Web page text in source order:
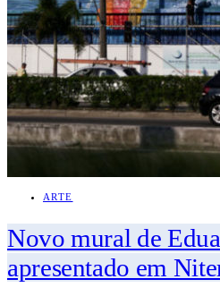
ARTE
Novo mural de
apresentado em